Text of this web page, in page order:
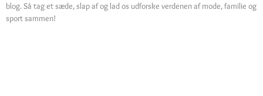
blog. Så tag et sæde, slap af og lad os udforske verdenen af mode, familie og
sport sammen!